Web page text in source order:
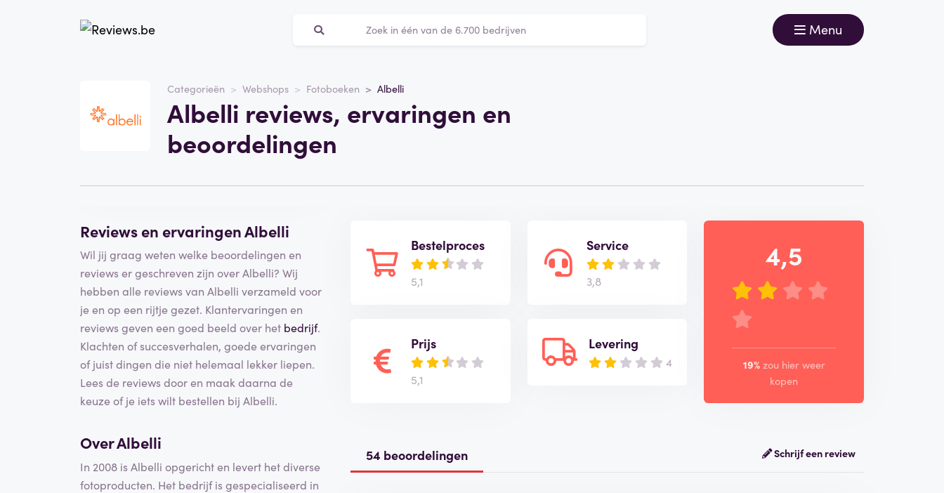
Menu
Categorieën Webshops Fotoboeken Albelli
Albelli reviews, ervaringen en
beoordelingen
Albelli
Categorie
Webshops
Reviews en ervaringen Albelli
Wil jij graag weten welke beoordelingen en
reviews er geschreven zijn over Albelli? Wij
hebben alle reviews van Albelli verzameld voor
je en op een rijtje gezet. Klantervaringen en
reviews geven een goed beeld over het bedrijf.
Klachten of succesverhalen, goede ervaringen
of juist dingen die niet helemaal lekker liepen.
Lees de reviews door en maak daarna de
keuze of je iets wilt bestellen bij Albelli.
Over Albelli
In 2008 is Albelli opgericht en levert het diverse
fotoproducten. Het bedrijf is gespecialiseerd in
Bestelproces
5,1
Prijs
5,1
Service
3,8
Levering
4
4,5
19% zou hier weer
kopen
54 beoordelingen Schrijf een review